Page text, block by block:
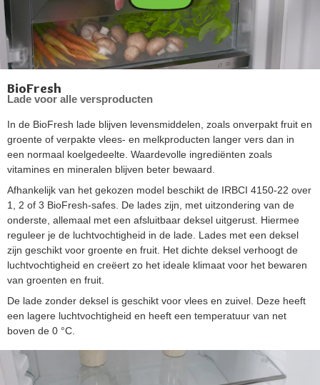
BioFresh
Lade voor alle versproducten
In de BioFresh lade blijven levensmiddelen, zoals onverpakt fruit en
groente of verpakte vlees- en melkproducten langer vers dan in
een normaal koelgedeelte. Waardevolle ingrediënten zoals
vitamines en mineralen blijven beter bewaard.
Afhankelijk van het gekozen model beschikt de IRBCI 4150-22 over
1, 2 of 3 BioFresh-safes. De lades zijn, met uitzondering van de
onderste, allemaal met een afsluitbaar deksel uitgerust. Hiermee
reguleer je de luchtvochtigheid in de lade. Lades met een deksel
zijn geschikt voor groente en fruit. Het dichte deksel verhoogt de
luchtvochtigheid en creëert zo het ideale klimaat voor het bewaren
van groenten en fruit.
De lade zonder deksel is geschikt voor vlees en zuivel. Deze heeft
een lagere luchtvochtigheid en heeft een temperatuur van net
boven de 0 °C.